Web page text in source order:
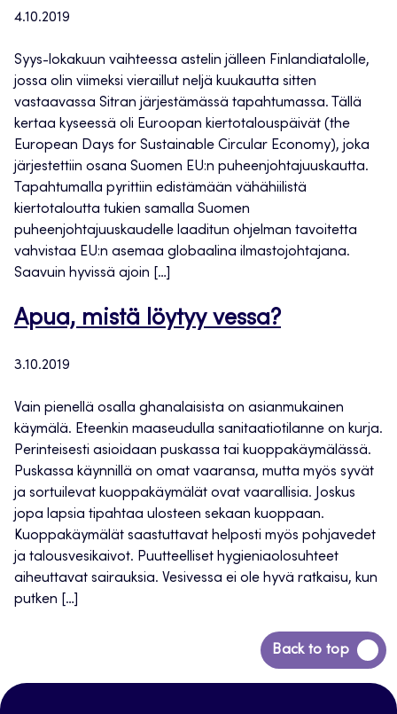
4.10.2019
Syys-lokakuun vaihteessa astelin jälleen Finlandiatalolle,
jossa olin viimeksi vieraillut neljä kuukautta sitten
vastaavassa Sitran järjestämässä tapahtumassa. Tällä
kertaa kyseessä oli Euroopan kiertotalouspäivät (the
European Days for Sustainable Circular Economy), joka
järjestettiin osana Suomen EU:n puheenjohtajuuskautta.
Tapahtumalla pyrittiin edistämään vähähiilistä
kiertotaloutta tukien samalla Suomen
puheenjohtajuuskaudelle laaditun ohjelman tavoitetta
vahvistaa EU:n asemaa globaalina ilmastojohtajana.
Saavuin hyvissä ajoin […]
Apua, mistä löytyy vessa?
3.10.2019
Vain pienellä osalla ghanalaisista on asianmukainen
käymälä. Eteenkin maaseudulla sanitaatiotilanne on kurja.
Perinteisesti asioidaan puskassa tai kuoppakäymälässä.
Puskassa käynnillä on omat vaaransa, mutta myös syvät
ja sortuilevat kuoppakäymälät ovat vaarallisia. Joskus
jopa lapsia tipahtaa ulosteen sekaan kuoppaan.
Kuoppakäymälät saastuttavat helposti myös pohjavedet
ja talousvesikaivot. Puutteelliset hygieniaolosuhteet
aiheuttavat sairauksia. Vesivessa ei ole hyvä ratkaisu, kun
putken […]
Back to top
Siirry
takaisin